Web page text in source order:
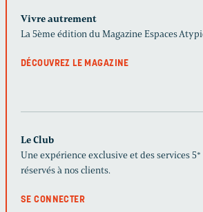
Vivre autrement
La 5ème édition du Magazine Espaces
DÉCOUVREZ LE MAGAZINE
Le Club
Une expérience exclusive et des services 5*
réservés à nos clients.
SE CONNECTER